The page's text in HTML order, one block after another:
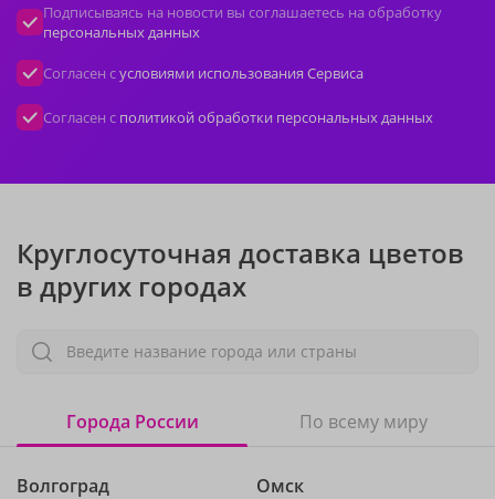
Подписываясь на новости вы соглашаетесь на обработку
персональных данных
Согласен сусловиями использования Сервиса
Согласен с политикой обработки персональных данных
Круглосуточная доставка цветов
в других городах
Введите название города или страны
Города России По всему миру
Волгоград
Омск